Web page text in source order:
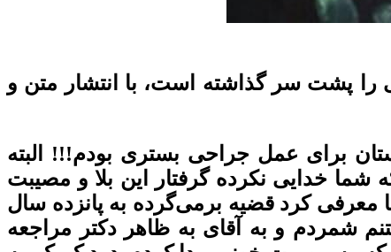
را پشت سر گذاشته است، با انتشار متن و
براى عمل جراحى بسترى بودم!!! البته
شما خدایی نکرده گرفتار این بلا و مصیبت
معرفى کرد قضیه برمی‌گرده به پانزده سال
شمردم و به آقاى به ظاهر دکتر مراجعه